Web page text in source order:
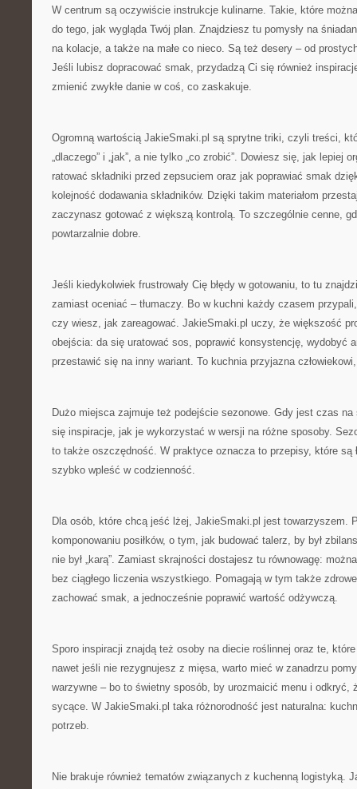
W centrum są oczywiście instrukcje kulinarne. Takie, które
do tego, jak wygląda Twój plan. Znajdziesz tu pomysły na
na kolacje, a także na małe co nieco. Są też desery – od
Jeśli lubisz dopracować smak, przydadzą Ci się również
zmienić zwykłe danie w coś, co zaskakuje.
Ogromną wartością JakieSmaki.pl są sprytne triki, czyli treści,
„dlaczego” i „jak”, a nie tylko „co zrobić”. Dowiesz się, jak lepiej
ratować składniki przed zepsuciem oraz jak poprawiać smak
kolejność dodawania składników. Dzięki takim materiałom
zaczynasz gotować z większą kontrolą. To szczególnie cenne,
powtarzalnie dobre.
Jeśli kiedykolwiek frustrowały Cię błędy w gotowaniu, to tu
zamiast oceniać – tłumaczy. Bo w kuchni każdy czasem
czy wiesz, jak zareagować. JakieSmaki.pl uczy, że większość
obejścia: da się uratować sos, poprawić konsystencję, wydobyć
przestawić się na inny wariant. To kuchnia przyjazna
Dużo miejsca zajmuje też podejście sezonowe. Gdy jest czas
się inspiracje, jak je wykorzystać w wersji na różne sposoby.
to także oszczędność. W praktyce oznacza to przepisy, które są
szybko wpleść w codzienność.
Dla osób, które chcą jeść lżej, JakieSmaki.pl jest towarzyszem.
komponowaniu posiłków, o tym, jak budować talerz, by był
nie był „karą”. Zamiast skrajności dostajesz tu równowagę:
bez ciągłego liczenia wszystkiego. Pomagają w tym także
zachować smak, a jednocześnie poprawić wartość odżywczą.
Sporo inspiracji znajdą też osoby na diecie roślinnej oraz te,
nawet jeśli nie rezygnujesz z mięsa, warto mieć w zanadrzu
warzywne – bo to świetny sposób, by urozmaicić menu i odkryć,
sycące. W JakieSmaki.pl taka różnorodność jest naturalna:
potrzeb.
Nie brakuje również tematów związanych z kuchenną logistyką.